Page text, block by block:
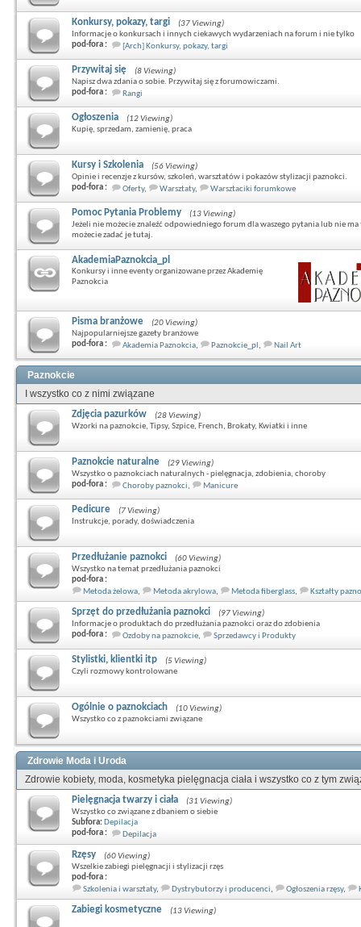
Konkursy, pokazy, targi
(37 Viewing)
Informacje o konkursach i innych ciekawych wydarzeniach na forum i nie tylko
pod-fora :
[Arch] Konkursy, pokazy, targi
Przywitaj się
(8 Viewing)
Napisz dwa zdania o sobie. Przywitaj się z forumowiczami.
pod-fora :
Rangi
Ogłoszenia
(12 Viewing)
Kupię, sprzedam, zamienię, praca
Kursy i Szkolenia
(56 Viewing)
Opinie i recenzje z kursów, szkoleń, warsztatów i pokazów stylizacji paznokci.
pod-fora :
Oferty, Warsztaty, Warsztaciki forumkowe
Pomoc Pytania Problemy
(13 Viewing)
Jeżeli nie możecie znaleźć odpowiedniego forum dla waszego pytania lub nie ma
możecie zadać je tutaj.
AkademiaPaznokcia_pl
Konkursy i inne eventy organizowane przez Akademię
Paznokcia
Pisma branżowe
(20 Viewing)
Najpopularniejsze gazety branżowe
pod-fora :
Akademia Paznokcia, Paznokcie_pl , Nail Art
Paznokcie
I wszystko co z nimi związane
Zdjęcia pazurków
(28 Viewing)
Wzorki na paznokcie, Tipsy, Szpice, French, Brokaty, Kwiatki i inne
Paznokcie naturalne
(29 Viewing)
Wszystko o paznokciach naturalnych - pielęgnacja, zdobienia, choroby
pod-fora :
Choroby paznokci, Manicure
Pedicure
(7 Viewing)
Instrukcje, porady, doświadczenia
Przedłużanie paznokci
(60 Viewing)
Wszystko na temat przedłużania paznokci
pod-fora :
Metoda żelowa, Metoda akrylowa, Metoda fiberglass, Kształty
Sprzęt do przedłużania paznokci
(97 Viewing)
Informacje o produktach do przedłużania paznokci oraz do zdobienia
pod-fora :
Ozdoby na paznokcie, Sprzedawcy i Produkty
Stylistki, klientki itp
(5 Viewing)
Czyli rozmowy kontrolowane
Ogólnie o paznokciach
(10 Viewing)
Wszystko co z paznokciami związane
Zdrowie Moda i Uroda
Zdrowie kobiety, moda, kosmetyka pielęgnacja ciała i wszystko co z tym
Pielęgnacja twarzy i ciała
(31 Viewing)
Wszystko co związane z dbaniem o siebie
Subfora: Depilacja
pod-fora :
Depilacja
Rzęsy
(60 Viewing)
Wszelkie zabiegi pielęgnacji i stylizacji rzęs
pod-fora :
Szkolenia i warsztaty, Dystrybutorzy i producenci, Ogłoszenia rzęsy,
Zabiegi kosmetyczne (13 Viewing)